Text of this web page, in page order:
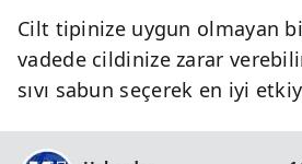
Cilt tipinize uygun olmayan
vadede cildinize zarar
sıvı sabun seçerek en iyi